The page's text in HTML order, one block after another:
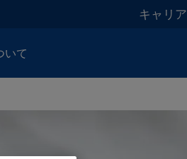
いて
キャリア